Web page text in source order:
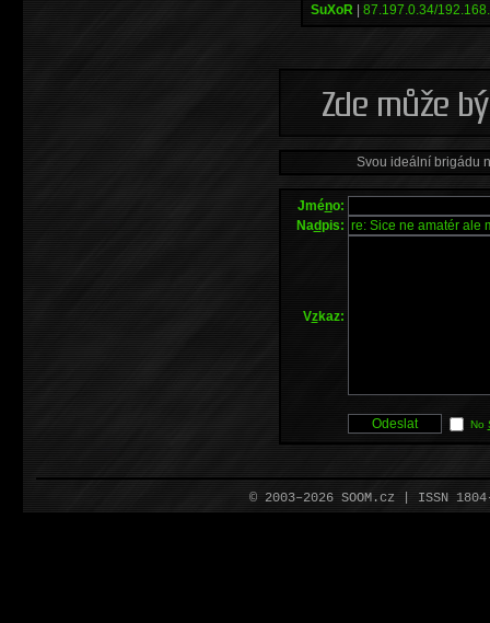
SuXoR | 87.197.0.34/
Svou ideální brigádu
Jméno:
Nadpis:
Vzkaz:
No
© 2003–2026 SOOM.cz | ISSN